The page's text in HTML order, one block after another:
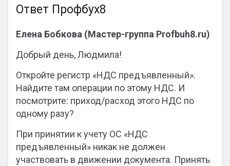
Ответ Профбух8
Елена Бобкова (Мастер-группа Profbuh8.ru)
Добрый день, Людмила!
Откройте регистр «НДС предъявленный».
Найдите там операции по этому НДС. И
посмотрите: приход/расход этого НДС по
одному разу?
При принятии к учету ОС «НДС
предъявленный» никак не должен
участвовать в движении документа. Принять